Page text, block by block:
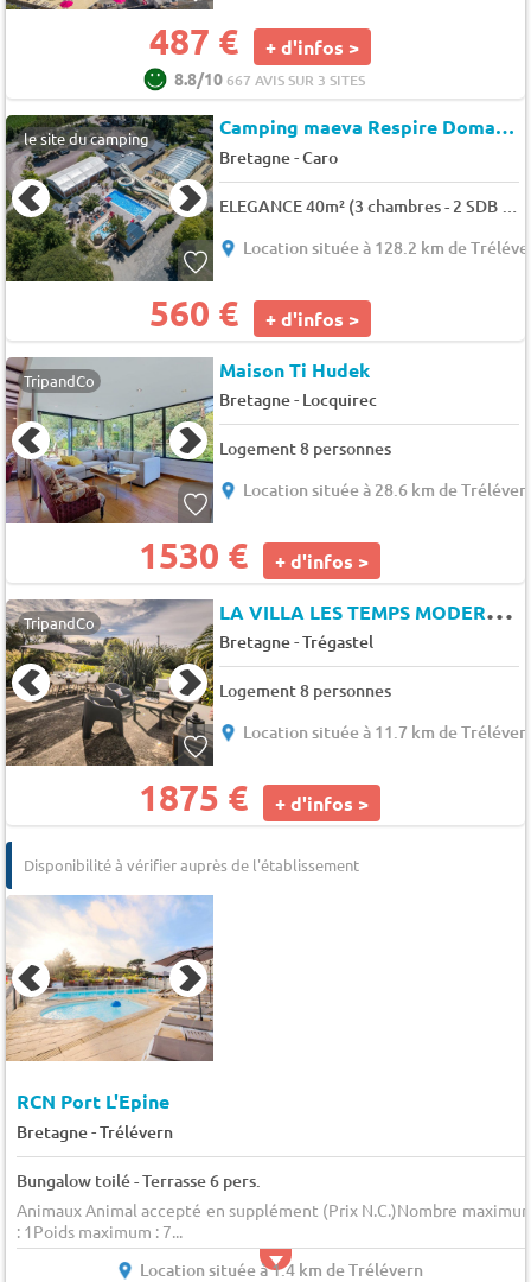
487 € + d'infos >
8.8/10667 AVIS SUR 3 SITES
le site du camping Camping maeva Respire Domaine de Kervallon
Bretagne-Caro
ELEGANCE 40m² (3 chambres - 2 SDB - Climatisation) terrasse 27m² - Nouveauté 2024 6 pers.
Location située à 128.2 km de
560 € + d'infos >
TripandCo Maison Ti Hudek
Bretagne- Locquirec
Logement 8 personnes
Location située à 28.6 km de
1530 € + d'infos >
TripandCo L
A VILLA LES TEMPS MODERNES
Bretagne-Trégastel
Logement 8 personnes
Location située à 11.7 km de
1875 € + d'infos >
Disponibilité à vérifier auprès de l'établissement
RCN Port L'Epine
Bretagne-Trélévern
Bungalow toilé - Terrasse 6 pers.
Animaux Animal accepté en supplément (Prix N.C.)Nombre
: 1Poids maximum : 7...
Location située à 1.4 km de Trélévern